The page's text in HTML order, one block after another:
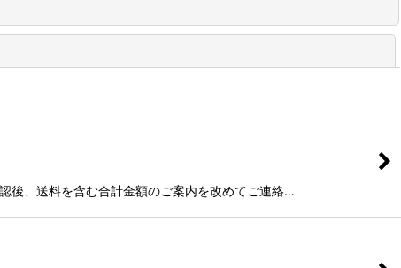
、送料を含む合計金額のご案内を改めてご連絡…